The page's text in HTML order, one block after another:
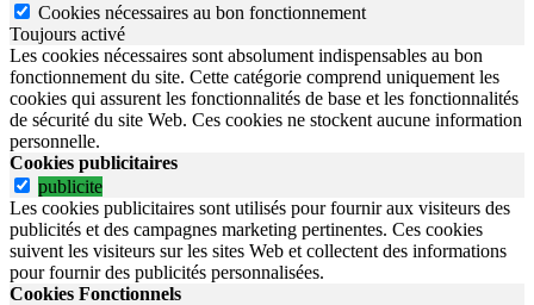
Cookies nécessaires au bon fonctionnement
Toujours activé
Les cookies nécessaires sont absolument indispensables au bon
fonctionnement du site. Cette catégorie comprend uniquement les
cookies qui assurent les fonctionnalités de base et les fonctionnalités
de sécurité du site Web. Ces cookies ne stockent aucune information
personnelle.
Cookies publicitaires
publicite
Les cookies publicitaires sont utilisés pour fournir aux visiteurs des
publicités et des campagnes marketing pertinentes. Ces cookies
suivent les visiteurs sur les sites Web et collectent des informations
pour fournir des publicités personnalisées.
Cookies Fonctionnels